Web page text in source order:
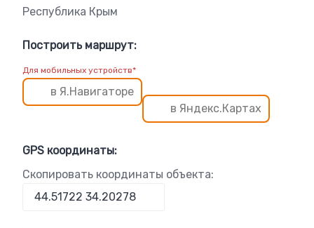
Республика Крым
Построить маршрут:
Для мобильных устройств*
в Я.Навигаторе
в Яндекс.Картах
GPS координаты:
Скопировать координаты объекта: